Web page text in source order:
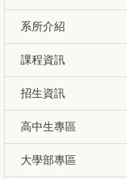
系所介紹
課程資訊
招生資訊
高中生專區
大學部專區